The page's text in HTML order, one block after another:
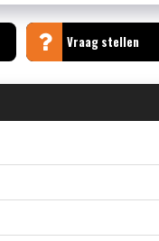
Vraag stellen